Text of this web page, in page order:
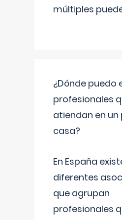
múltiples
¿Dónde puedo
profesionales
atiendan en un
casa?
En España
diferentes
que agrupan
profesionales